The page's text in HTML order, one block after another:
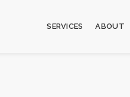
SERVICES ABOUT